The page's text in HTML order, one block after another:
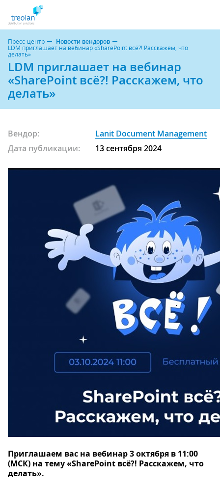
Пресс-центр Новости вендоров
LDM приглашает на вебинар «SharePoint всё?! Расскажем, что
делать»
LDM приглашает на вебинар
«SharePoint всё?! Расскажем, что
делать»
Вендор:
Lanit Document Management
Дата публикации:
13 сентября 2024
Приглашаем вас на вебинар 3 октября в 11:00
(МСК) на тему «SharePoint всё?! Расскажем, что
делать».